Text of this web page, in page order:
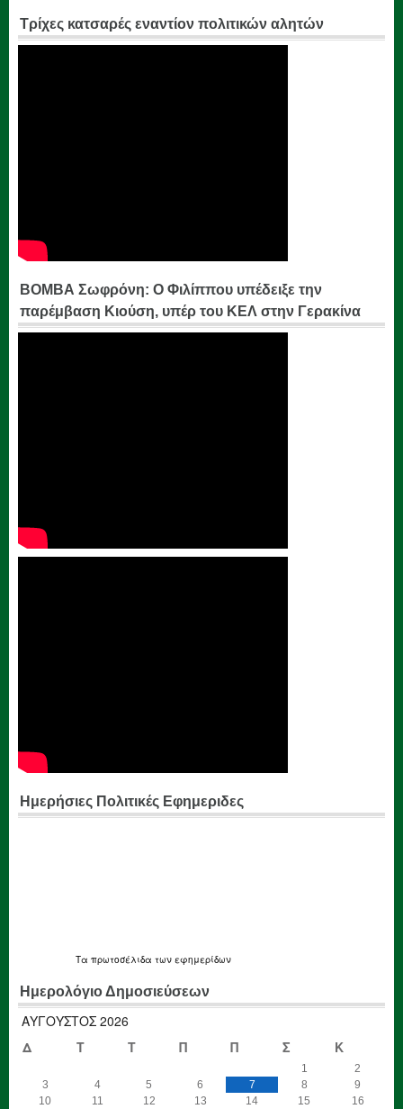
Τρίχες κατσαρές εναντίον πολιτικών αλητών
ΒΟΜΒΑ Σωφρόνη: Ο Φιλίππου υπέδειξε την
παρέμβαση Κιούση, υπέρ του ΚΕΛ στην Γερακίνα
Ημερήσιες Πολιτικές Εφημεριδες
Τα πρωτοσέλιδα των εφημερίδων
Ημερολόγιο Δημοσιεύσεων
ΑΎΓΟΥΣΤΟΣ 2026
Δ
Τ Τ Π Π Σ Κ
1
2
3
4 5 6 7 8
9
10
11 12 13 14 15
16